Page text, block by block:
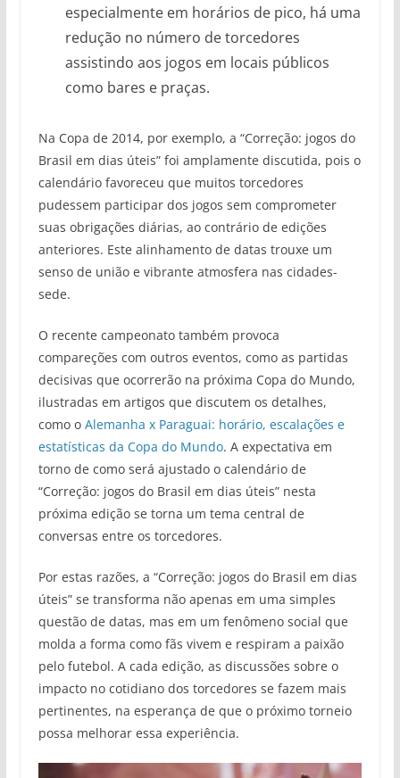
especialmente em horários de pico, há uma
redução no número de torcedores
assistindo aos jogos em locais públicos
como bares e praças.
Na Copa de 2014, por exemplo, a “Correção: jogos do
Brasil em dias úteis” foi amplamente discutida, pois o
calendário favoreceu que muitos torcedores
pudessem participar dos jogos sem comprometer
suas obrigações diárias, ao contrário de edições
anteriores. Este alinhamento de datas trouxe um
senso de união e vibrante atmosfera nas cidades-
sede.
O recente campeonato também provoca
compareções com outros eventos, como as partidas
decisivas que ocorrerão na próxima Copa do Mundo,
ilustradas em artigos que discutem os detalhes,
como o Alemanha x Paraguai: horário, escalações e
estatísticas da Copa do Mundo. A expectativa em
torno de como será ajustado o calendário de
“Correção: jogos do Brasil em dias úteis” nesta
próxima edição se torna um tema central de
conversas entre os torcedores.
Por estas razões, a “Correção: jogos do Brasil em dias
úteis” se transforma não apenas em uma simples
questão de datas, mas em um fenômeno social que
molda a forma como fãs vivem e respiram a paixão
pelo futebol. A cada edição, as discussões sobre o
impacto no cotidiano dos torcedores se fazem mais
pertinentes, na esperança de que o próximo torneio
possa melhorar essa experiência.